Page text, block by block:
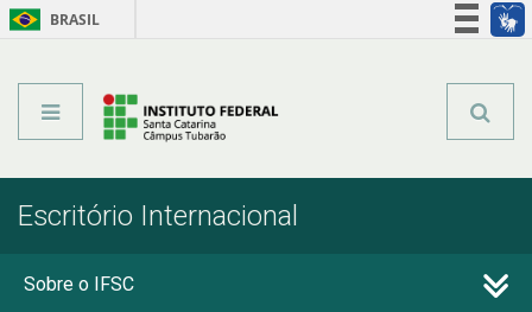
BRASIL
Escritório Internacional
Sobre o IFSC